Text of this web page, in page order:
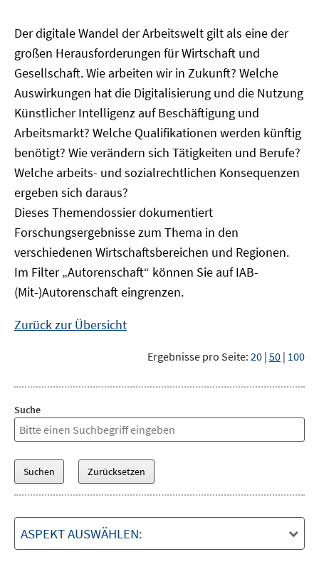
Der digitale Wandel der Arbeitswelt gilt als eine der
großen Herausforderungen für Wirtschaft und
Gesellschaft. Wie arbeiten wir in Zukunft? Welche
Auswirkungen hat die Digitalisierung und die Nutzung
Künstlicher Intelligenz auf Beschäftigung und
Arbeitsmarkt? Welche Qualifikationen werden künftig
benötigt? Wie verändern sich Tätigkeiten und Berufe?
Welche arbeits- und sozialrechtlichen Konsequenzen
ergeben sich daraus?
Dieses Themendossier dokumentiert
Forschungsergebnisse zum Thema in den
verschiedenen Wirtschaftsbereichen und Regionen.
Im Filter „Autorenschaft“ können Sie auf IAB-
(Mit-)Autorenschaft eingrenzen.
Zurück zur Übersicht
Ergebnisse pro Seite: 20 | 50 | 100
Suche
ASPEKT AUSWÄHLEN: